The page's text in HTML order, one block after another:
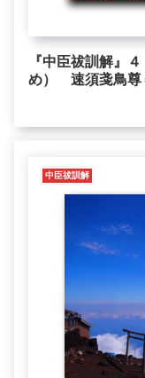
『中臣祓訓解』
め） 速須戔鳥尊
中臣祓訓解